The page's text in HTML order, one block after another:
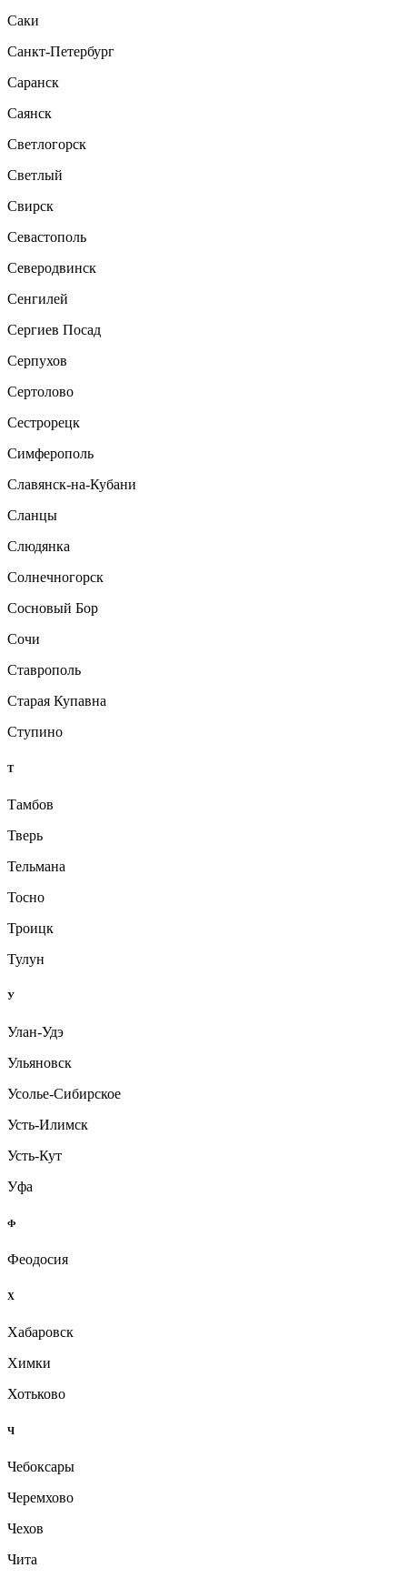
Саки
Санкт-Петербург
Саранск
Саянск
Светлогорск
Светлый
Свирск
Севастополь
Северодвинск
Сенгилей
Сергиев Посад
Серпухов
Сертолово
Сестрорецк
Симферополь
Славянск-на-Кубани
Сланцы
Слюдянка
Солнечногорск
Сосновый Бор
Сочи
Ставрополь
Старая Купавна
Ступино
Т
Тамбов
Тверь
Тельмана
Тосно
Троицк
Тулун
У
Улан-Удэ
Ульяновск
Усолье-Сибирское
Усть-Илимск
Усть-Кут
Уфа
Ф
Феодосия
Х
Хабаровск
Химки
Хотьково
Ч
Чебоксары
Черемхово
Чехов
Чита